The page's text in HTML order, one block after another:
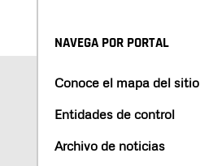
NAVEGA POR PORTAL
Conoce el mapa del sitio
Entidades de control
Archivo de noticias